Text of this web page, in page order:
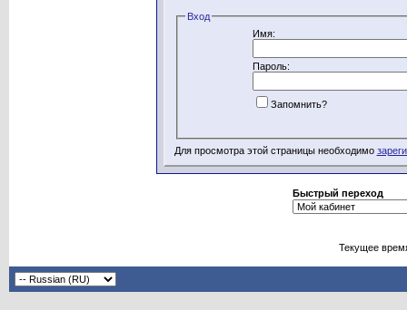
Вход
Имя:
Пароль:
Запомнить?
Для просмотра этой страницы необходимо
Быстрый переход
Текущее